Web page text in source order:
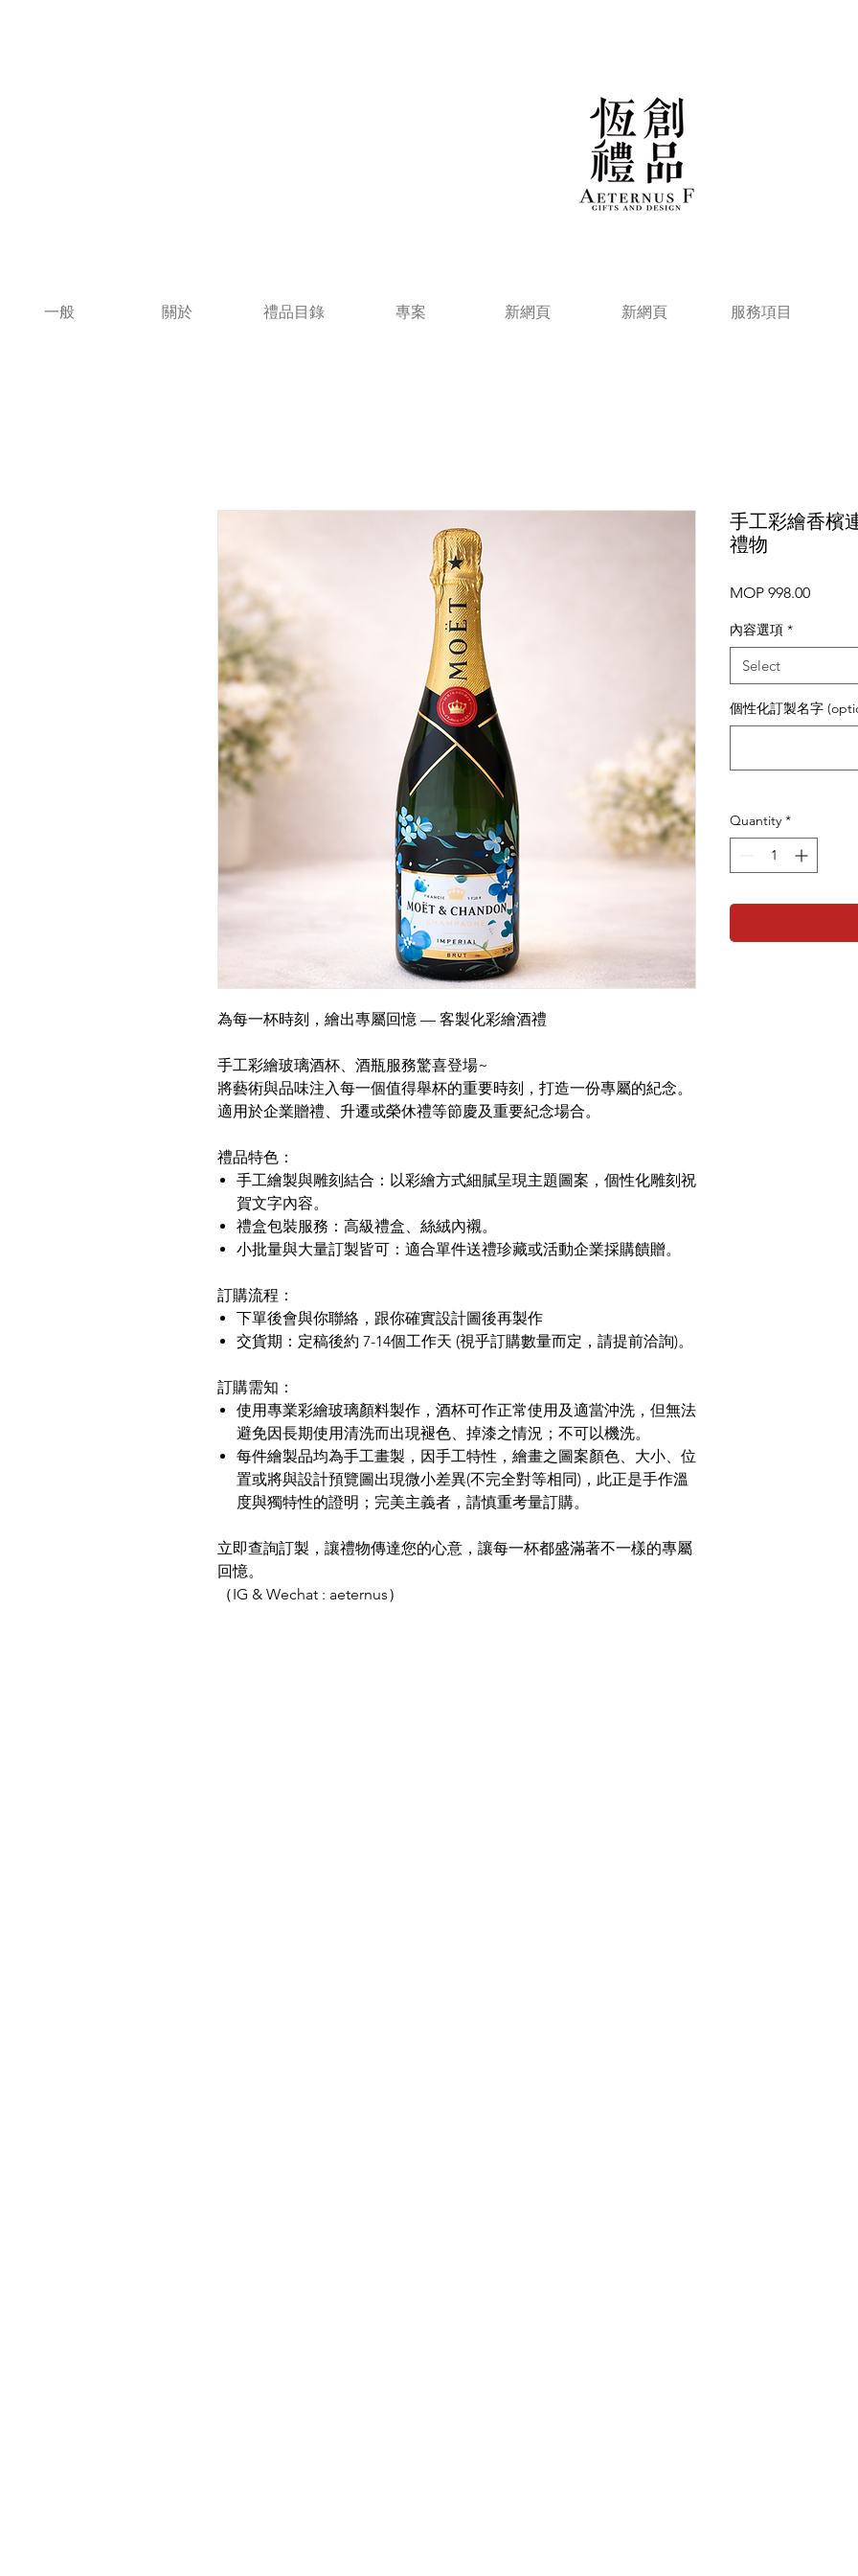
一般 關於 禮品目錄 專案 新網頁 新網頁 服務項目
為每一杯時刻，繪出專屬回憶 — 客製化彩繪酒禮
手工彩繪玻璃酒杯、酒瓶服務驚喜登場~
將藝術與品味注入每一個值得舉杯的重要時刻，打造一份專屬的紀念。
適用於企業贈禮、升遷或榮休禮等節慶及重要紀念場合。
禮品特色：
手工繪製與雕刻結合：以彩繪方式細膩呈現主題圖案，個性化雕刻祝
賀文字內容。
禮盒包裝服務：高級禮盒、絲絨內襯。
小批量與大量訂製皆可：適合單件送禮珍藏或活動企業採購饋贈。
訂購流程：
下單後會與你聯絡，跟你確實設計圖後再製作
交貨期：定稿後約 7-14個工作天 (視乎訂購數量而定，請提前洽詢)。
訂購需知：
使用專業彩繪玻璃顏料製作，酒杯可作正常使用及適當沖洗，但無法
避免因長期使用清洗而出現褪色、掉漆之情況；不可以機洗。
每件繪製品均為手工畫製，因手工特性，繪畫之圖案顏色、大小、位
置或將與設計預覽圖出現微小差異(不完全對等相同)，此正是手作溫
度與獨特性的證明；完美主義者，請慎重考量訂購。
立即查詢訂製，讓禮物傳達您的心意，讓每一杯都盛滿著不一樣的專屬
回憶。
（IG & Wechat : aeternus）
手工彩繪香檳
禮物
MOP 998.00Price
內容選項 *
Select
個性化訂製名字
Quantity *